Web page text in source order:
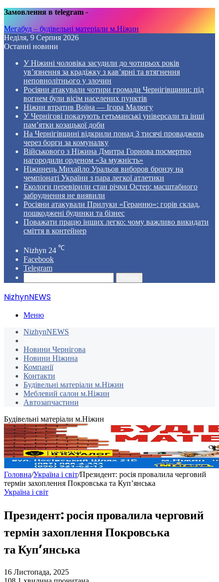
Замовлення в telegram -
Мегабуд – будівельні матеріали м.Ніжин
Неділя, 9 Серпня 2026
Останні новини
У Ніжині чоловіка засудили до чотирьох років
ув’язнення за крадіжку з кав’ярні та втягнення
неповнолітнього у злочин
Росіяни атакували чотири громади Чернігівщини: під
вогнем були вісім населених пунктів
Ніжин втратив Воїна — Ігора Малюгу
У Чернігові показують гетьманські універсали та інші
пам’ятки козацької доби
На Чернігівщині відкрили понад 3 тисячі проваджень
через борги за комуналку
Військового з Ніжина Дмитра Горнова посмертно
нагородили орденом «За мужність»
Ніжинець Михайло Уральов виборов бронзу на
чемпіонаті України з пара легкої атлетики
Екологи перевірили стан річки Остер: масштабного
забруднення не виявили
Росіяни атакували Прилуки «Геранню»: горів склад,
пошкоджені будинки та бізнес
Поважати працю інших легко: чому важливо викидати
сміття в контейнер
Nizhyn 24 ℃
Facebook
Telegram
NizhynNEWS
Меню
NizhynNEWS
Новини Чернігова
Новини Ніжина
Компанії
Контакти
Будівельні матеріали м.Ніжин
Меблевий салон м.Ніжин
Автозапчастини
Будівельні матеріали м.Ніжин
Головна/Україна і світ/Президент: росія провалила черговий
термін захоплення Покровська та Купʼянська
Україна і світ
Президент: росія провалила черговий
термін захоплення Покровська
та Купʼянська
16 Листопада, 2025